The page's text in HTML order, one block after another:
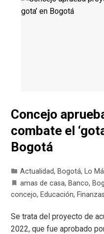
Concejo
combate el
Bogotá
Actualidad, Bogotá, Lo
amas de casa, Banco,
concejo, Educación,
Se trata del proyecto de
2022, que fue aprobado